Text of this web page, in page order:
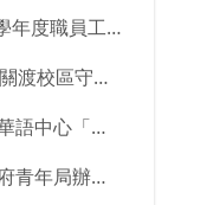
公告本校115學年度職員工職務異動
【重要公告】關渡校區守衛室拆除及物品限期清空通知
[轉] 實踐大學華語中心「菁英語伴計畫」招募海報
[轉] 臺北市政府青年局辦理「2026臺北青年外交學堂」簡章及海報